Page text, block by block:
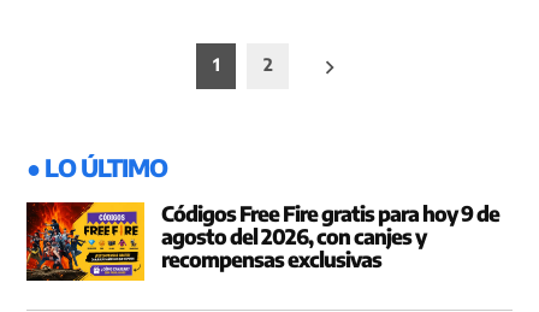
1 2
● LO ÚLTIMO
Códigos Free Fire gratis para hoy 9 de
agosto del 2026, con canjes y
recompensas exclusivas